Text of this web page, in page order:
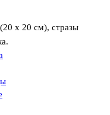
х 20 см), стразы